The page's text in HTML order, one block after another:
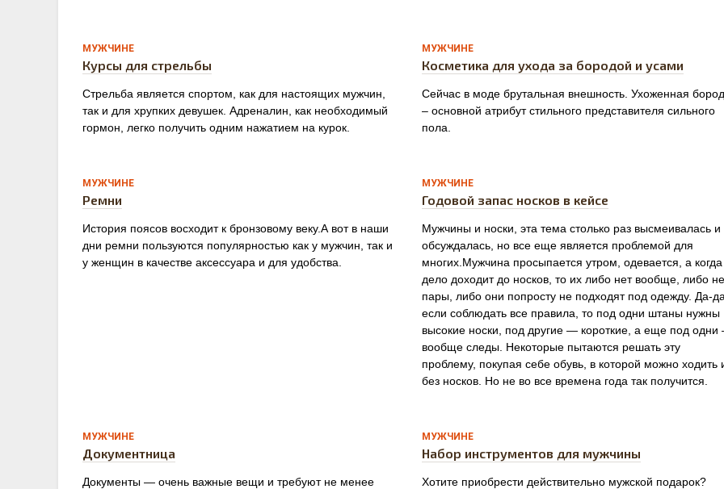
МУЖЧИНЕ
Курсы для стрельбы
Стрельба является спортом, как для настоящих мужчин,
так и для хрупких девушек. Адреналин, как необходимый
гормон, легко получить одним нажатием на курок.
МУЖЧИНЕ
Косметика для ухода за бородой и усами
Сейчас в моде брутальная внешность. Ухоженная
– основной атрибут стильного представителя сильного
пола.
МУЖЧИНЕ
Ремни
История поясов восходит к бронзовому веку.А вот в наши
дни ремни пользуются популярностью как у мужчин, так и
у женщин в качестве аксессуара и для удобства.
МУЖЧИНЕ
Годовой запас носков в кейсе
Мужчины и носки, эта тема столько раз высмеивалась и
обсуждалась, но все еще является проблемой для
многих.Мужчина просыпается утром, одевается, а когда
дело доходит до носков, то их либо нет вообще, либо
пары, либо они попросту не подходят под одежду. Да-да,
если соблюдать все правила, то под одни штаны нужны
высокие носки, под другие — короткие, а еще под
вообще следы. Некоторые пытаются решать эту
проблему, покупая себе обувь, в которой можно ходить
без носков. Но не во все времена года так получится.
МУЖЧИНЕ
Документница
Документы — очень важные вещи и требуют не менее
МУЖЧИНЕ
Набор инструментов для мужчины
Хотите приобрести действительно мужской подарок?